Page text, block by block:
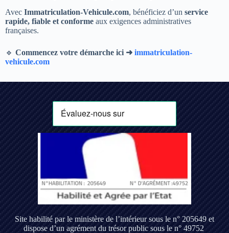
Avec Immatriculation-Vehicule.com, bénéficiez d’un service
rapide, fiable et conforme aux exigences administratives
françaises.
🔹 Commencez votre démarche ici ➜ immatriculation-
vehicule.com
Site habilité par le ministère de l’intérieur sous le n° 205649 et
dispose d’un agrément du trésor public sous le n° 49752